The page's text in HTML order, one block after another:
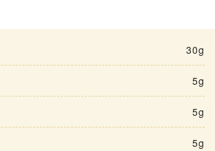
30g
5g
5g
5g